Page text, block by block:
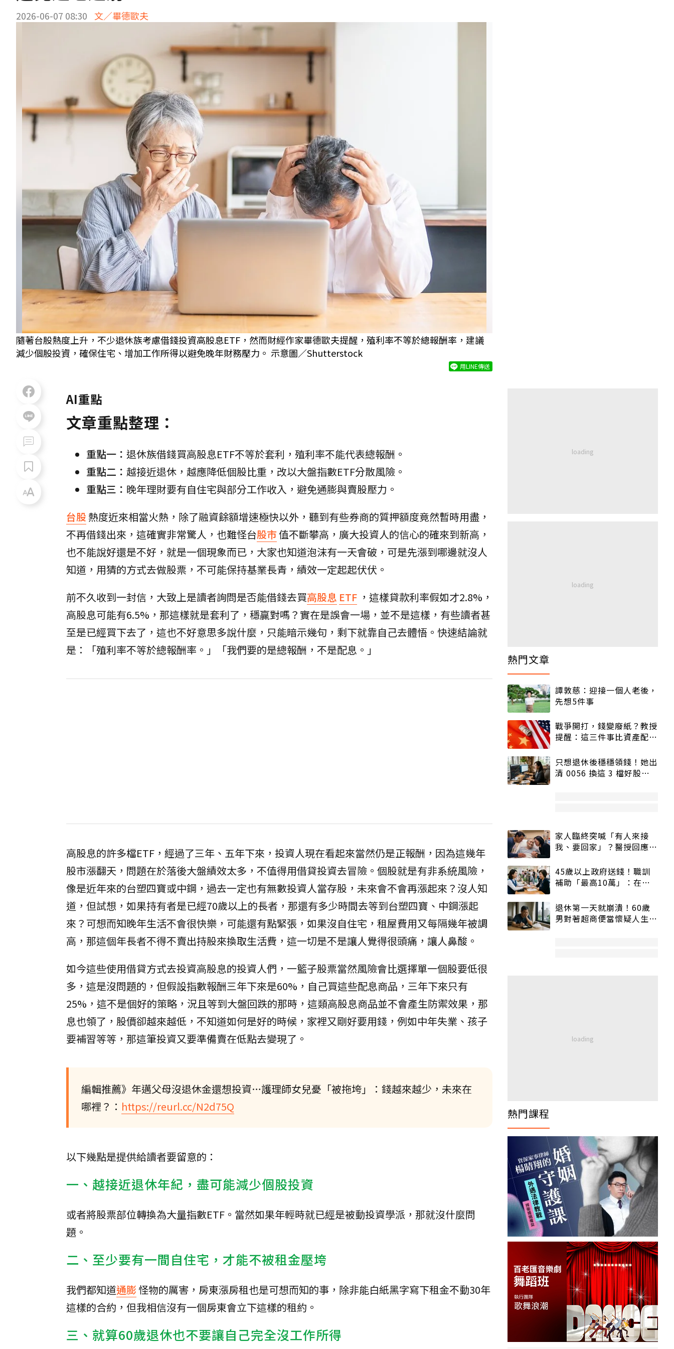
2026-06-07 08:30 文／畢德歐夫
隨著台股熱度上升，不少退休族考慮借錢投資高股息ETF，然而財經作家畢德歐夫提醒，殖利率不等於總報酬率，建議
減少個股投資，確保住宅、增加工作所得以避免晚年財務壓力。 示意圖／Shutterstock
用LINE傳送
AI重點
文章重點整理：
重點一： 退休族借錢買高股息ETF不等於套利，殖利率不能代表總報酬。
重點二： 越接近退休，越應降低個股比重，改以大盤指數ETF分散風險。
重點三： 晚年理財要有自住宅與部分工作收入，避免通膨與賣股壓力。
台股熱度近來相當火熱，除了融資餘額增速極快以外，聽到有些券商的質押額度竟然暫時用盡，
不再借錢出來，這確實非常驚人，也難怪台股市值不斷攀高，廣大投資人的信心的確來到新高，
也不能說好還是不好，就是一個現象而已，大家也知道泡沫有一天會破，可是先漲到哪邊就沒人
知道，用猜的方式去做股票，不可能保持基業長青，績效一定起起伏伏。
前不久收到一封信，大致上是讀者詢問是否能借錢去買高股息 ETF ，這樣貸款利率假如才2.8%，
高股息可能有6.5%，那這樣就是套利了，穩贏對嗎？實在是誤會一場，並不是這樣，有些讀者甚
至是已經買下去了，這也不好意思多說什麼，只能暗示幾句，剩下就靠自己去體悟。快速結論就
是：「殖利率不等於總報酬率。」「我們要的是總報酬，不是配息。」
高股息的許多檔ETF，經過了三年、五年下來，投資人現在看起來當然仍是正報酬，因為這幾年
股市漲翻天，問題在於落後大盤績效太多，不值得用借貸投資去冒險。個股就是有非系統風險，
像是近年來的台塑四寶或中鋼，過去一定也有無數投資人當存股，未來會不會再漲起來？沒人知
道，但試想，如果持有者是已經70歲以上的長者，那還有多少時間去等到台塑四寶、中鋼漲起
來？可想而知晚年生活不會很快樂，可能還有點緊張，如果沒自住宅，租屋費用又每隔幾年被調
高，那這個年長者不得不賣出持股來換取生活費，這一切是不是讓人覺得很頭痛，讓人鼻酸。
如今這些使用借貸方式去投資高股息的投資人們，一籃子股票當然風險會比選擇單一個股要低很
多，這是沒問題的，但假設指數報酬三年下來是60%，自己買這些配息商品，三年下來只有
25%，這不是個好的策略，況且等到大盤回跌的那時，這類高股息商品並不會產生防禦效果，那
息也領了，股價卻越來越低，不知道如何是好的時候，家裡又剛好要用錢，例如中年失業、孩子
要補習等等，那這筆投資又要準備賣在低點去變現了。
編輯推薦》年邁父母沒退休金還想投資…護理師女兒憂「被拖垮」：錢越來越少，未來在
哪裡？： https://reurl.cc/N2d75Q
以下幾點是提供給讀者要留意的：
一、越接近退休年紀，盡可能減少個股投資
或者將股票部位轉換為大量指數ETF。當然如果年輕時就已經是被動投資學派，那就沒什麼問
題。
二、至少要有一間自住宅，才能不被租金壓垮
我們都知道通膨 怪物的厲害，房東漲房租也是可想而知的事，除非能白紙黑字寫下租金不動30年
這樣的合約，但我相信沒有一個房東會立下這樣的租約。
三、就算60歲退休也不要讓自己完全沒工作所得
熱門文章
譚敦慈：迎接一個人老後，
先想5件事
戰爭開打，錢變廢紙？教授
提醒：這三件事比資產配置
只想退休後穩穩領錢！她出
清 0056 換這 3 檔好股：
家人臨終突喊「有人來接
我、要回家」？醫授回應方
45歲以上政府送錢！職訓
補助「最高10萬」：在
退休第一天就崩潰！60歲
男對著超商便當懷疑人生
熱門課程